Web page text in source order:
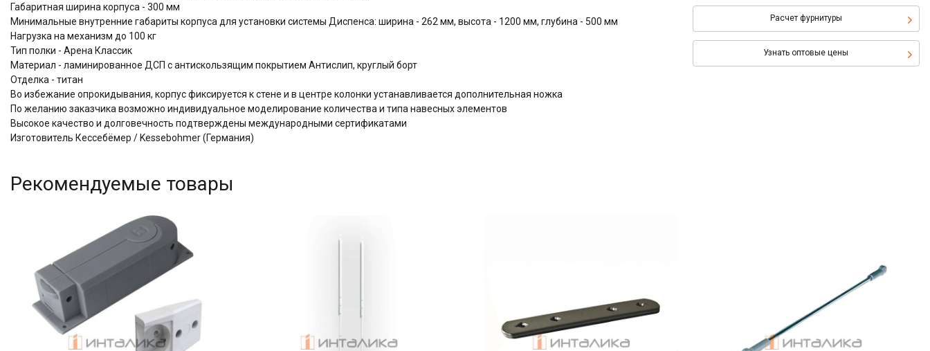
Расчет фурнитуры
Узнать оптовые цены
Габаритная ширина корпуса - 300 мм
Минимальные внутренние габариты корпуса для установки системы Диспенса: ширина - 262 мм, высота - 1200 мм, глубина - 500 мм
Нагрузка на механизм до 100 кг
Тип полки - Арена Классик
Материал - ламинированное ДСП с антискользящим покрытием Aнтислип, круглый борт
Отделка - титан
Во избежание опрокидывания, корпус фиксируется к стене и в центре колонки устанавливается дополнительная ножка
По желанию заказчика возможно индивидуальное моделирование количества и типа навесных элементов
Высокое качество и долговечность подтверждены международными сертификатами
Изготовитель Кессебёмер / Kessebohmer (Германия)
Рекомендуемые товары